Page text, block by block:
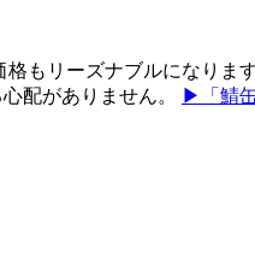
もリーズナブルになり
配がありません。
▶「鯖